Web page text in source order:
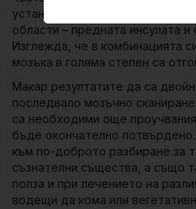
установено, че тази област е
области – предната инсулата и
Изглежда, че в комбинацията
мозъка в голяма степен са
Макар резултатите да са
последвало мозъчно
са необходими още
бъде окончателно
към по-доброто разбиране за
съзнателни същества, а също
полза и при лечението на
водещи да кома или